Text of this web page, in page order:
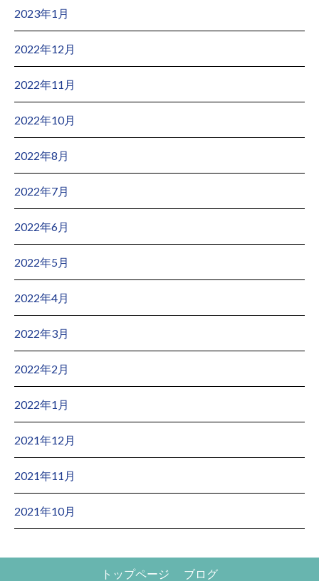
2023年1月
2022年12月
2022年11月
2022年10月
2022年8月
2022年7月
2022年6月
2022年5月
2022年4月
2022年3月
2022年2月
2022年1月
2021年12月
2021年11月
2021年10月
トップページ ブログ